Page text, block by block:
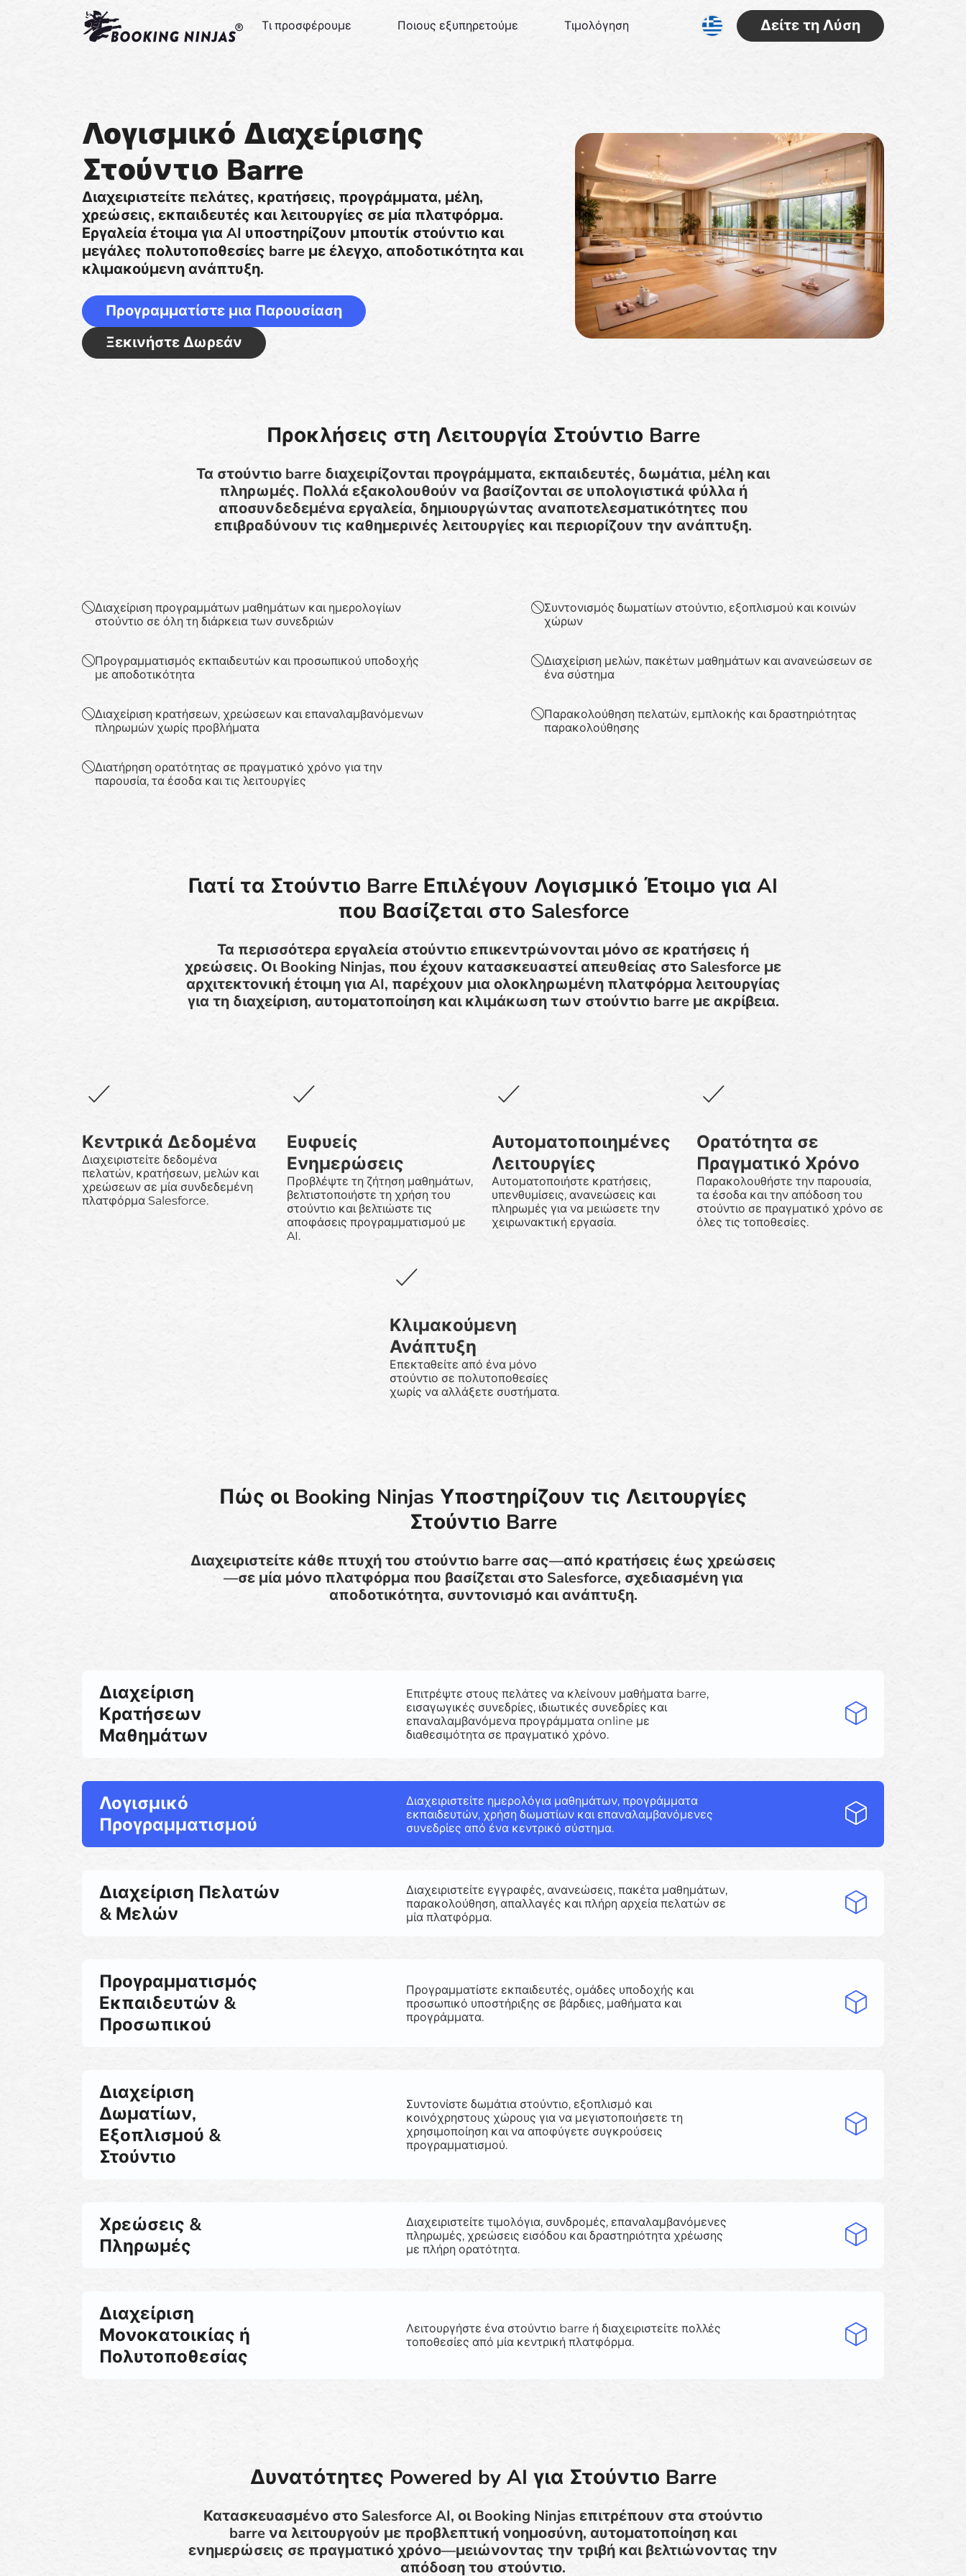
Δείτε τη Λύση
Τι προσφέρουμε Ποιους εξυπηρετούμε Τιμολόγηση
Λογισμικό Διαχείρισης
Στούντιο Barre
Διαχειριστείτε πελάτες, κρατήσεις, προγράμματα, μέλη,
χρεώσεις, εκπαιδευτές και λειτουργίες σε μία πλατφόρμα.
Εργαλεία έτοιμα για AI υποστηρίζουν μπουτίκ στούντιο και
μεγάλες πολυτοποθεσίες barre με έλεγχο, αποδοτικότητα και
κλιμακούμενη ανάπτυξη.
Προγραμματίστε μια Παρουσίαση
Ξεκινήστε Δωρεάν
Προκλήσεις στη Λειτουργία Στούντιο Barre
Τα στούντιο barre διαχειρίζονται προγράμματα, εκπαιδευτές, δωμάτια, μέλη και
πληρωμές. Πολλά εξακολουθούν να βασίζονται σε υπολογιστικά φύλλα ή
αποσυνδεδεμένα εργαλεία, δημιουργώντας αναποτελεσματικότητες που
επιβραδύνουν τις καθημερινές λειτουργίες και περιορίζουν την ανάπτυξη.
Διαχείριση προγραμμάτων μαθημάτων και ημερολογίων
στούντιο σε όλη τη διάρκεια των συνεδριών
Συντονισμός δωματίων στούντιο, εξοπλισμού και κοινών
χώρων
Προγραμματισμός εκπαιδευτών και προσωπικού υποδοχής
με αποδοτικότητα
Διαχείριση μελών, πακέτων μαθημάτων και ανανεώσεων σε
ένα σύστημα
Διαχείριση κρατήσεων, χρεώσεων και επαναλαμβανόμενων
πληρωμών χωρίς προβλήματα
Παρακολούθηση πελατών, εμπλοκής και δραστηριότητας
παρακολούθησης
Διατήρηση ορατότητας σε πραγματικό χρόνο για την
παρουσία, τα έσοδα και τις λειτουργίες
Γιατί τα Στούντιο Barre Επιλέγουν Λογισμικό Έτοιμο για AI
που Βασίζεται στο Salesforce
Τα περισσότερα εργαλεία στούντιο επικεντρώνονται μόνο σε κρατήσεις ή
χρεώσεις. Οι Booking Ninjas, που έχουν κατασκευαστεί απευθείας στο Salesforce με
αρχιτεκτονική έτοιμη για AI, παρέχουν μια ολοκληρωμένη πλατφόρμα λειτουργίας
για τη διαχείριση, αυτοματοποίηση και κλιμάκωση των στούντιο barre με ακρίβεια.
Κεντρικά Δεδομένα
Διαχειριστείτε δεδομένα
πελατών, κρατήσεων, μελών και
χρεώσεων σε μία συνδεδεμένη
πλατφόρμα Salesforce.
Ευφυείς
Ενημερώσεις
Προβλέψτε τη ζήτηση μαθημάτων,
βελτιστοποιήστε τη χρήση του
στούντιο και βελτιώστε τις
αποφάσεις προγραμματισμού με
AI.
Αυτοματοποιημένες
Λειτουργίες
Αυτοματοποιήστε κρατήσεις,
υπενθυμίσεις, ανανεώσεις και
πληρωμές για να μειώσετε την
χειρωνακτική εργασία.
Ορατότητα σε
Πραγματικό Χρόνο
Παρακολουθήστε την παρουσία,
τα έσοδα και την απόδοση του
στούντιο σε πραγματικό χρόνο σε
όλες τις τοποθεσίες.
Κλιμακούμενη
Ανάπτυξη
Επεκταθείτε από ένα μόνο
στούντιο σε πολυτοποθεσίες
χωρίς να αλλάξετε συστήματα.
Πώς οι Booking Ninjas Υποστηρίζουν τις Λειτουργίες
Στούντιο Barre
Διαχειριστείτε κάθε πτυχή του στούντιο barre σας—από κρατήσεις έως χρεώσεις
—σε μία μόνο πλατφόρμα που βασίζεται στο Salesforce, σχεδιασμένη για
αποδοτικότητα, συντονισμό και ανάπτυξη.
Διαχείριση
Κρατήσεων
Μαθημάτων
Επιτρέψτε στους πελάτες να κλείνουν μαθήματα barre,
εισαγωγικές συνεδρίες, ιδιωτικές συνεδρίες και
επαναλαμβανόμενα προγράμματα online με
διαθεσιμότητα σε πραγματικό χρόνο.
Λογισμικό
Προγραμματισμού
Διαχειριστείτε ημερολόγια μαθημάτων, προγράμματα
εκπαιδευτών, χρήση δωματίων και επαναλαμβανόμενες
συνεδρίες από ένα κεντρικό σύστημα.
Διαχείριση Πελατών
& Μελών
Διαχειριστείτε εγγραφές, ανανεώσεις, πακέτα μαθημάτων,
παρακολούθηση, απαλλαγές και πλήρη αρχεία πελατών σε
μία πλατφόρμα.
Προγραμματισμός
Εκπαιδευτών &
Προσωπικού
Προγραμματίστε εκπαιδευτές, ομάδες υποδοχής και
προσωπικό υποστήριξης σε βάρδιες, μαθήματα και
προγράμματα.
Διαχείριση
Δωματίων,
Εξοπλισμού &
Στούντιο
Συντονίστε δωμάτια στούντιο, εξοπλισμό και
κοινόχρηστους χώρους για να μεγιστοποιήσετε τη
χρησιμοποίηση και να αποφύγετε συγκρούσεις
προγραμματισμού.
Χρεώσεις &
Πληρωμές
Διαχειριστείτε τιμολόγια, συνδρομές, επαναλαμβανόμενες
πληρωμές, χρεώσεις εισόδου και δραστηριότητα χρέωσης
με πλήρη ορατότητα.
Διαχείριση
Μονοκατοικίας ή
Πολυτοποθεσίας
Λειτουργήστε ένα στούντιο barre ή διαχειριστείτε πολλές
τοποθεσίες από μία κεντρική πλατφόρμα.
Δυνατότητες Powered by AI για Στούντιο Barre
Κατασκευασμένο στο Salesforce AI, οι Booking Ninjas επιτρέπουν στα στούντιο
barre να λειτουργούν με προβλεπτική νοημοσύνη, αυτοματοποίηση και
ενημερώσεις σε πραγματικό χρόνο—μειώνοντας την τριβή και βελτιώνοντας την
απόδοση του στούντιο.